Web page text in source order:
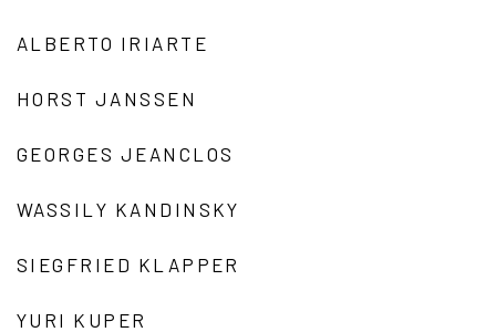
ALBERTO IRIARTE
HORST JANSSEN
GEORGES JEANCLOS
WASSILY KANDINSKY
SIEGFRIED KLAPPER
YURI KUPER